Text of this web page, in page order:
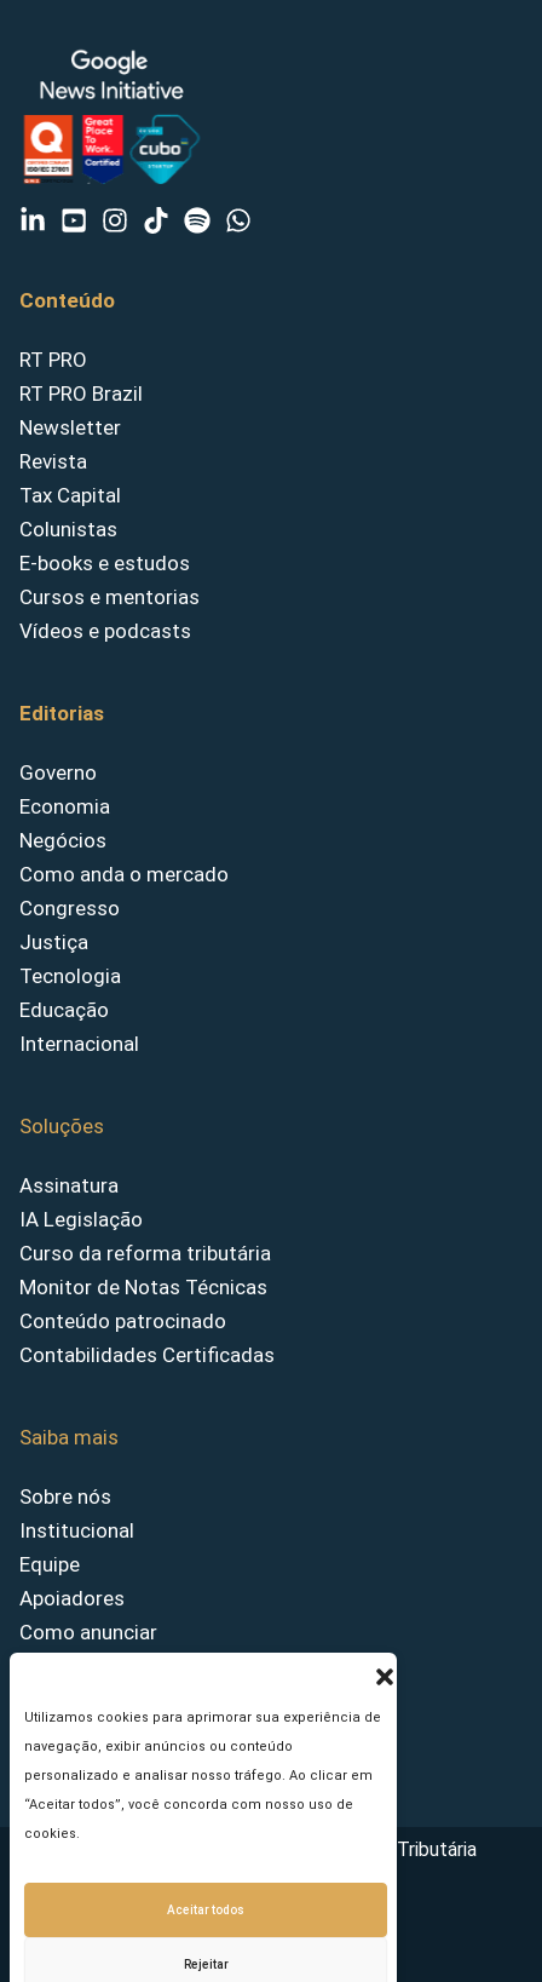
Utilizamos cookies para aprimorar sua experiência de
navegação, exibir anúncios ou conteúdo
personalizado e analisar nosso tráfego. Ao clicar em
“Aceitar todos”, você concorda com nosso uso de
cookies.
Aceitar todos
Rejeitar
Conteúdo
RT PRO
RT PRO Brazil
Newsletter
Revista
Tax Capital
Colunistas
E-books e estudos
Cursos e mentorias
Vídeos e podcasts
Editorias
Governo
Economia
Negócios
Como anda o mercado
Congresso
Justiça
Tecnologia
Educação
Internacional
Soluções
Assinatura
IA Legislação
Curso da reforma tributária
Monitor de Notas Técnicas
Conteúdo patrocinado
Contabilidades Certificadas
Saiba mais
Sobre nós
Institucional
Equipe
Apoiadores
Como anunciar
Princípios Editoriais
Copyright © 2026 - Portal da Reforma Tributária